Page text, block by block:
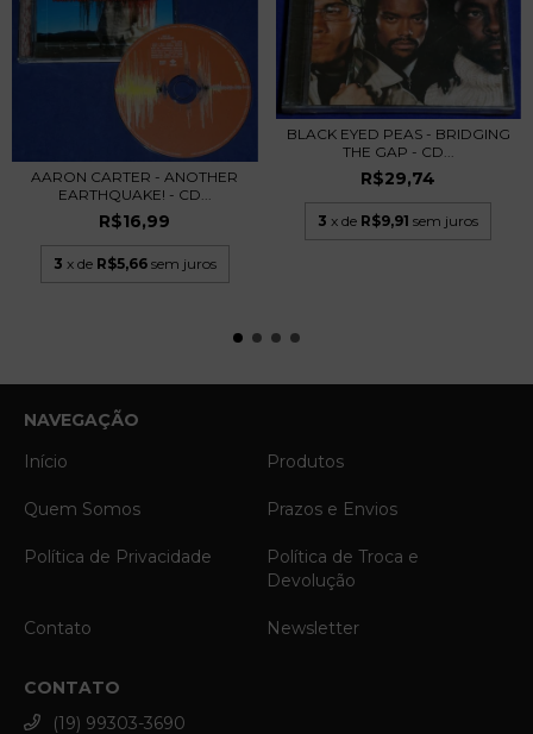
AARON CARTER - ANOTHER
EARTHQUAKE! - CD...
R$16,99
3 x de R$5,66 sem juros
BLACK EYED PEAS - BRIDGING
THE GAP - CD...
R$29,74
3 x de R$9,91 sem juros
NAVEGAÇÃO
Início
Produtos
Quem Somos Prazos e Envios
Política de Privacidade
Política de Troca e
Devolução
Contato Newsletter
CONTATO
(19) 99303-3690